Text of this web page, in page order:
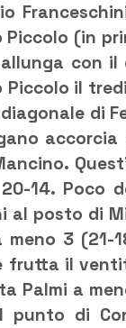
(in
con
il
di
14. Poco
al posto di
3 (21-
frutta il
Palmi a
punto di